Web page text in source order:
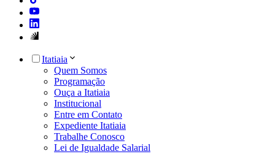
Itatiaia
Quem Somos
Programação
Ouça a Itatiaia
Institucional
Entre em Contato
Expediente Itatiaia
Trabalhe Conosco
Lei de Igualdade Salarial